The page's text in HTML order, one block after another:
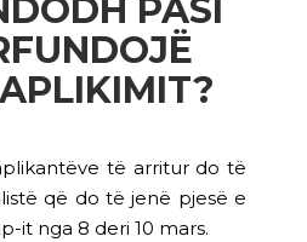
PASI
të arritur do të
që do të jenë pjesë e
it nga 8 deri 10 mars.